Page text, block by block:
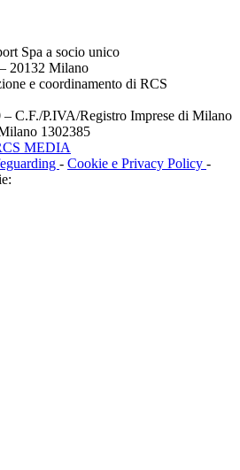
Spa a socio unico
20132 Milano
e coordinamento di RCS
– C.F./P.IVA/Registro Imprese di Milano
1302385
MEDIA
- Cookie e Privacy Policy -